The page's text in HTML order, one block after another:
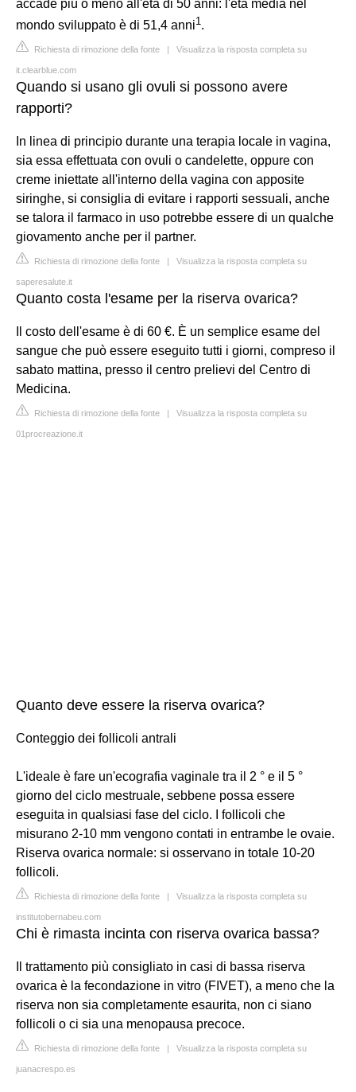
accade più o meno all'età di 50 anni: l'età media nel
mondo sviluppato è di 51,4 anni1 .
Richiesta di rimozione della fonte | Visualizza la risposta completa su
it.clearblue.com
Quando si usano gli ovuli si possono avere
rapporti?
In linea di principio durante una terapia locale in vagina,
sia essa effettuata con ovuli o candelette, oppure con
creme iniettate all'interno della vagina con apposite
siringhe, si consiglia di evitare i rapporti sessuali, anche
se talora il farmaco in uso potrebbe essere di un qualche
giovamento anche per il partner.
Richiesta di rimozione della fonte | Visualizza la risposta completa su
saperesalute.it
Quanto costa l'esame per la riserva ovarica?
Il costo dell'esame è di 60 €. È un semplice esame del
sangue che può essere eseguito tutti i giorni, compreso il
sabato mattina, presso il centro prelievi del Centro di
Medicina.
Richiesta di rimozione della fonte | Visualizza la risposta completa su
01procreazione.it
Quanto deve essere la riserva ovarica?
Conteggio dei follicoli antrali
L'ideale è fare un'ecografia vaginale tra il 2 ° e il 5 °
giorno del ciclo mestruale, sebbene possa essere
eseguita in qualsiasi fase del ciclo. I follicoli che
misurano 2-10 mm vengono contati in entrambe le ovaie.
Riserva ovarica normale: si osservano in totale 10-20
follicoli.
Richiesta di rimozione della fonte | Visualizza la risposta completa su
institutobernabeu.com
Chi è rimasta incinta con riserva ovarica bassa?
Il trattamento più consigliato in casi di bassa riserva
ovarica è la fecondazione in vitro (FIVET), a meno che la
riserva non sia completamente esaurita, non ci siano
follicoli o ci sia una menopausa precoce.
Richiesta di rimozione della fonte | Visualizza la risposta completa su
juanacrespo.es